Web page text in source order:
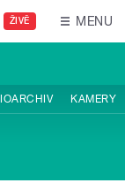
ŽIVĚ MENU
KAMERY